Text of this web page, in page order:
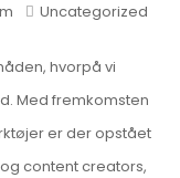
Uncategorized
hvorpå vi
Med fremkomsten
er der opstået
content creators,